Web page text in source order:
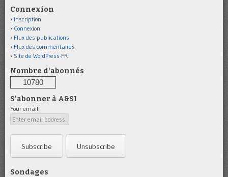
Connexion
Inscription
Connexion
Flux des publications
Flux des commentaires
Site de WordPress-FR
Nombre d'abonnés
10780
S'abonner à A&SI
Your email:
Sondages